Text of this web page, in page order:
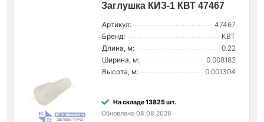
Заглушка КИЗ-1 КВТ 47467
Артикул:
47467
Бренд:
КВТ
Длина, м:
0.22
Ширина, м:
0.008182
Высота, м:
0.001304
На складе 13825 шт.
Обновлено 08.08.2026